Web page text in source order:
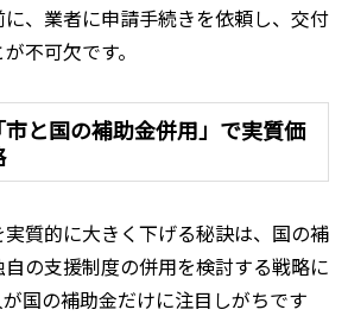
、業者に申請手続きを依頼し、交付
不可欠です。
と国の補助金併用」で実質価
質的に大きく下げる秘訣は、国の補
の支援制度の併用を検討する戦略に
国の補助金だけに注目しがちです